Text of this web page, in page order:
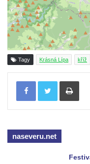
Mikulášovicích
Hillův kříž u domu
Hampelův kříž
v Mikulášovicích
Kříž před kostelem
Centrální kříž na
Vilémově
Tagy Krásná Lípa kříž
naseveru.net